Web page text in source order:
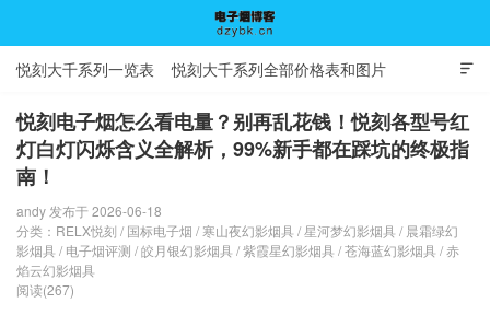

悦刻大千系列一览表 悦刻大千系列全部价格表和图片
悦刻电子烟怎么看电量？别再乱花钱！悦刻各型号红
灯白灯闪烁含义全解析，99%新手都在踩坑的终极指
南！
andy 发布于 2026-06-18
分类： RELX悦刻 / 国标电子烟 / 寒山夜幻影烟具 /星河梦幻影烟具 / 晨霜绿幻
影烟具 / 电子烟评测 /皎月银幻影烟具 /紫霞星幻影烟具 /苍海蓝幻影烟具 /赤
焰云幻影烟具
阅读(267)